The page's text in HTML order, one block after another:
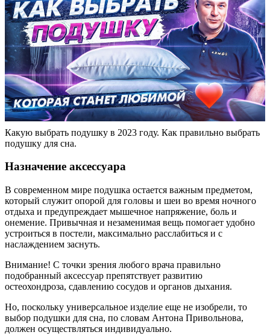
Какую выбрать подушку в 2023 году. Как правильно выбрать
подушку для сна.
Назначение аксессуара
В современном мире подушка остается важным предметом,
который служит опорой для головы и шеи во время ночного
отдыха и предупреждает мышечное напряжение, боль и
онемение. Привычная и незаменимая вещь помогает удобно
устроиться в постели, максимально расслабиться и с
наслаждением заснуть.
Внимание! С точки зрения любого врача правильно
подобранный аксессуар препятствует развитию
остеохондроза, сдавлению сосудов и органов дыхания.
Но, поскольку универсальное изделие еще не изобрели, то
выбор подушки для сна, по словам Антона Привольнова,
должен осуществляться индивидуально.